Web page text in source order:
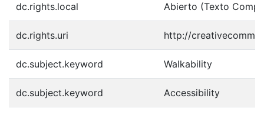
dc.rights.local Abierto (Texto
dc.rights.uri http://
dc.subject.keyword Walkability
dc.subject.keyword Accessibility